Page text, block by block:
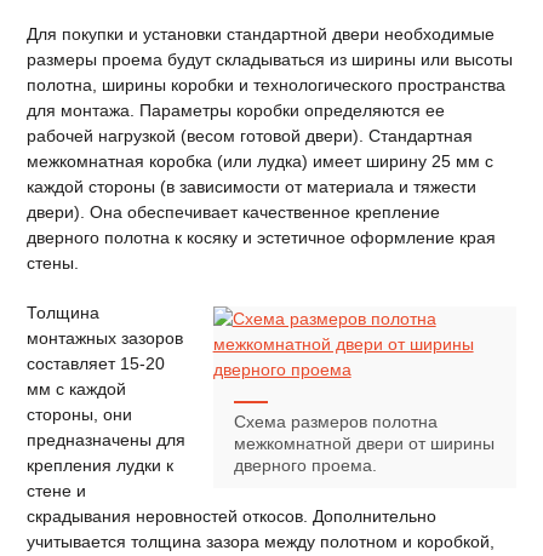
Для покупки и установки стандартной двери необходимые
размеры проема будут складываться из ширины или высоты
полотна, ширины коробки и технологического пространства
для монтажа. Параметры коробки определяются ее
рабочей нагрузкой (весом готовой двери). Стандартная
межкомнатная коробка (или лудка) имеет ширину 25 мм с
каждой стороны (в зависимости от материала и тяжести
двери). Она обеспечивает качественное крепление
дверного полотна к косяку и эстетичное оформление края
стены.
Схема размеров полотна
межкомнатной двери от ширины
дверного проема.
Толщина
монтажных зазоров
составляет 15-20
мм с каждой
стороны, они
предназначены для
крепления лудки к
стене и
скрадывания неровностей откосов. Дополнительно
учитывается толщина зазора между полотном и коробкой,